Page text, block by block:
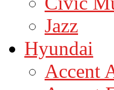
Jazz
Hyundai
Accent